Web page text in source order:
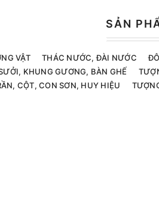
SẢN
VẬT THÁC NƯỚC, ĐÀI NƯỚC
KHUNG GƯƠNG, BÀN GHẾ
CỘT, CON SƠN, HUY HIỆU